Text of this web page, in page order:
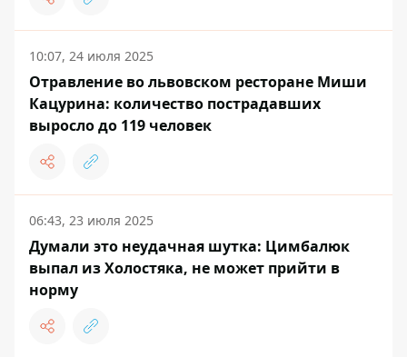
10:07, 24 июля 2025
Отравление во львовском ресторане Миши
Кацурина: количество пострадавших
выросло до 119 человек
06:43, 23 июля 2025
Думали это неудачная шутка: Цимбалюк
выпал из Холостяка, не может прийти в
норму